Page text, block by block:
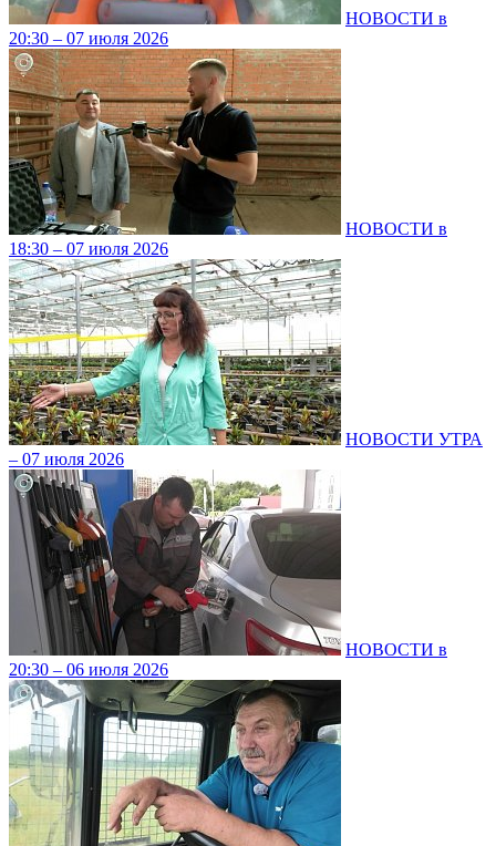
НОВОСТИ в
20:30 – 07 июля 2026
НОВОСТИ в
18:30 – 07 июля 2026
НОВОСТИ УТРА
– 07 июля 2026
НОВОСТИ в
20:30 – 06 июля 2026